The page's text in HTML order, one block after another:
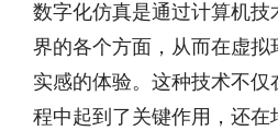
数字化仿真是通过计算机
界的各个方面，从而在虚
实感的体验。这种技术不仅
程中起到了关键作用，还